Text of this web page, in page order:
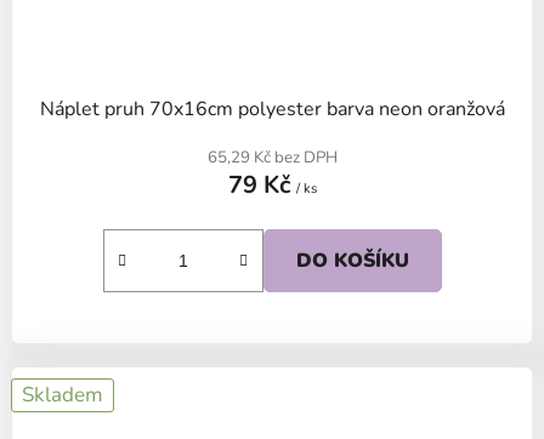
Náplet pruh 70x16cm polyester barva neon oranžová
65,29 Kč bez DPH
79 Kč / ks
DO KOŠÍKU
Skladem